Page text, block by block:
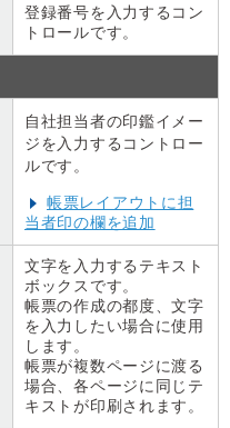
登録番号を入力するコン
トロールです。
自社担当者の印鑑イメー
ジを入力するコントロー
ルです。
帳票レイアウトに担
当者印の欄を追加
文字を入力するテキスト
ボックスです。
帳票の作成の都度、文字
を入力したい場合に使用
します。
帳票が複数ページに渡る
場合、各ページに同じテ
キストが印刷されます。